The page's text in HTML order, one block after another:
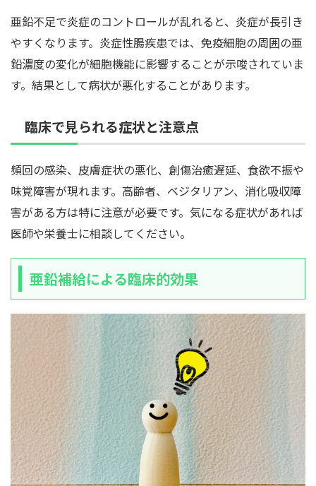
亜鉛不足で炎症のコントロールが乱れると、炎症が長引き
やすくなります。炎症性腸疾患では、免疫細胞の周囲の亜
鉛濃度の変化が細胞機能に影響することが示唆されていま
す。結果として病状が悪化することがあります。
臨床で見られる症状と注意点
頻回の感染、皮膚症状の悪化、創傷治癒遅延、食欲不振や
味覚障害が現れます。高齢者、ベジタリアン、消化吸収障
害がある方は特に注意が必要です。気になる症状があれば
医師や栄養士に相談してください。
亜鉛補給による臨床的効果